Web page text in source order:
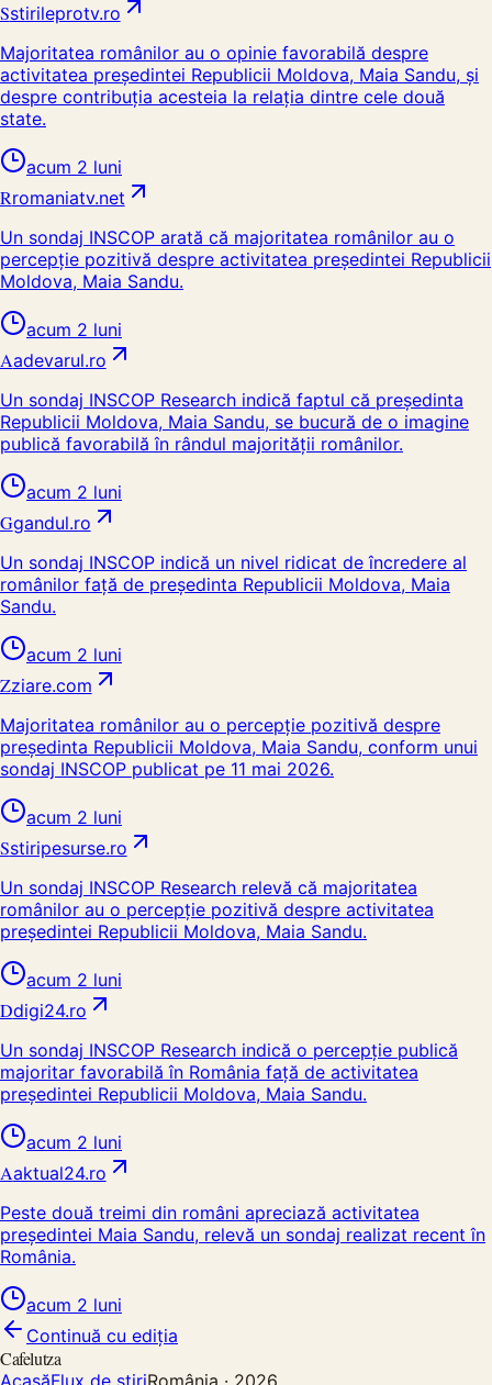
Sstirileprotv.ro
Majoritatea românilor au o opinie favorabilă despre
activitatea președintei Republicii Moldova, Maia Sandu, și
despre contribuția acesteia la relația dintre cele două
state.
acum 2 luni
Rromaniatv.net
Un sondaj INSCOP arată că majoritatea românilor au o
percepție pozitivă despre activitatea președintei Republicii
Moldova, Maia Sandu.
acum 2 luni
Aadevarul.ro
Un sondaj INSCOP Research indică faptul că președinta
Republicii Moldova, Maia Sandu, se bucură de o imagine
publică favorabilă în rândul majorității românilor.
acum 2 luni
Ggandul.ro
Un sondaj INSCOP indică un nivel ridicat de încredere al
românilor față de președinta Republicii Moldova, Maia
Sandu.
acum 2 luni
Zziare.com
Majoritatea românilor au o percepție pozitivă despre
președinta Republicii Moldova, Maia Sandu, conform unui
sondaj INSCOP publicat pe 11 mai 2026.
acum 2 luni
Sstiripesurse.ro
Un sondaj INSCOP Research relevă că majoritatea
românilor au o percepție pozitivă despre activitatea
președintei Republicii Moldova, Maia Sandu.
acum 2 luni
Ddigi24.ro
Un sondaj INSCOP Research indică o percepție publică
majoritar favorabilă în România față de activitatea
președintei Republicii Moldova, Maia Sandu.
acum 2 luni
Aaktual24.ro
Peste două treimi din români apreciază activitatea
președintei Maia Sandu, relevă un sondaj realizat recent în
România.
acum 2 luni
Continuă cu ediția
Cafelutza